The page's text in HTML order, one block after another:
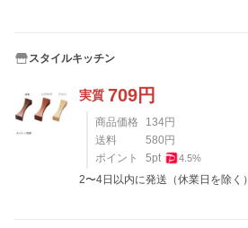
スタイルキッチン
実質 709円
商品価格 134円
送料
580 円
ポイント
5pt 4.5%
2〜4日以内に発送（休業日を除く）